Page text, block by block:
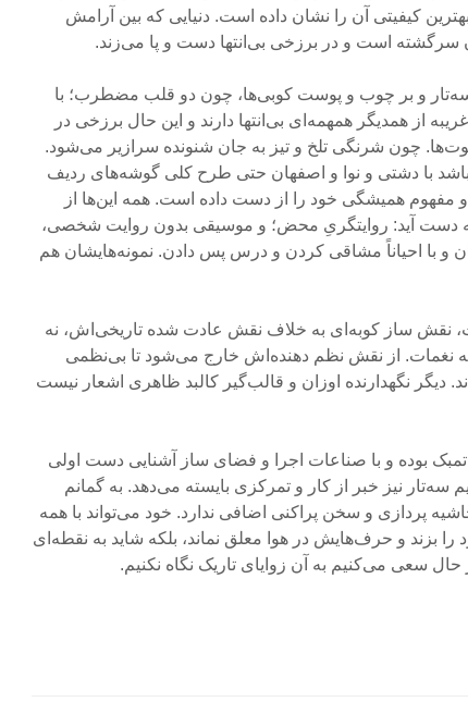
کیفیتی آن را نشان داده است. دنیایی که بین آرامش
است و در برزخی بی‌انتها دست و پا می‌زند.
و بر چوب و پوست کوبی‌ها، چون دو قلب مضطرب؛ با
از همدیگر همهمه‌ای بی‌انتها دارند و این حال برزخی در
چون شرنگی تلخ و تیز به جان شنونده سرازیر می‌شود.
با دشتی و نوا و اصفهان حتی طرح کلی گوشه‌های ردیف
و مفهوم همیشگی خود را از دست داده است. همه این‌ها از
دست آید: روایتگریِ محض؛ و موسیقی بدون روایت شخصی،
و با احیاناً مشاقی کردن و درس پس دادن. نمونه‌هایشان هم
نقش ساز کوبه‌ای به خلاف نقش عادت شده تاریخی‌اش، نه
نغمات. از نقش نظم دهنده‌اش خارج می‌شود تا بی‌نظمی
دیگر نگهدارنده اوزان و قالب‌گیر کالبد ظاهری اشعار نیست
بوده و با ص‍ناعات اجرا و فضای ساز آشنایی دست اولی
سه‌تار نیز خبر از کار و تمرکزی بایسته می‌دهد. به گمانم
پردازی و سخن پراکنی اضافی ندارد. خود می‌تواند با همه
بزند و حرف‌هایش در هوا معلق نماند، بلکه شاید به نقطه‌ای
سعی می‌کنیم به آن زوایای تاریک نگاه نکنیم.